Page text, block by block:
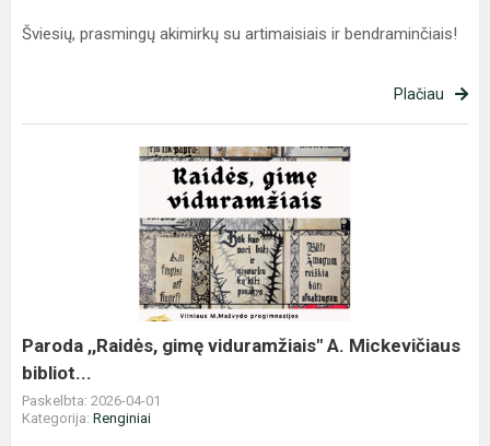
Šviesių, prasmingų akimirkų su artimaisiais ir bendraminčiais!
Plačiau
Paroda ,,Raidės, gimę viduramžiais" A. Mickevičiaus
bibliot...
Paskelbta: 2026-04-01
Kategorija: Renginiai